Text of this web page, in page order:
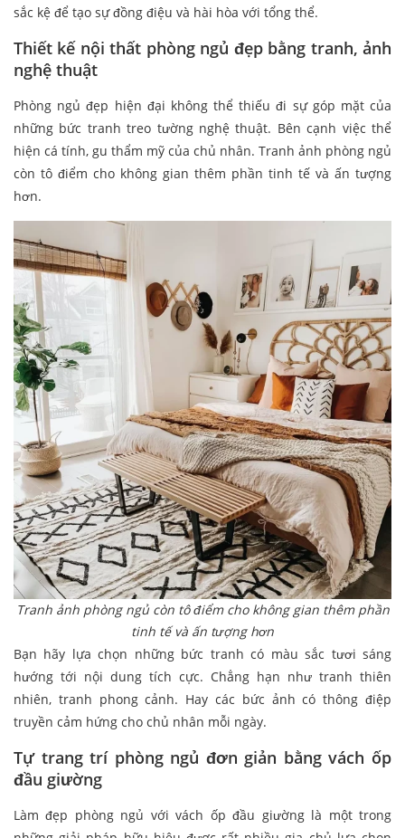
sắc kệ để tạo sự đồng điệu và hài hòa với tổng thể.
Thiết kế nội thất phòng ngủ đẹp bằng tranh, ảnh
nghệ thuật
Phòng ngủ đẹp hiện đại không thể thiếu đi sự góp mặt của
những bức tranh treo tường nghệ thuật. Bên cạnh việc thể
hiện cá tính, gu thẩm mỹ của chủ nhân. Tranh ảnh phòng ngủ
còn tô điểm cho không gian thêm phần tinh tế và ấn tượng
hơn.
Tranh ảnh phòng ngủ còn tô điểm cho không gian thêm phần
tinh tế và ấn tượng hơn
Bạn hãy lựa chọn những bức tranh có màu sắc tươi sáng
hướng tới nội dung tích cực. Chẳng hạn như tranh thiên
nhiên, tranh phong cảnh. Hay các bức ảnh có thông điệp
truyền cảm hứng cho chủ nhân mỗi ngày.
Tự trang trí phòng ngủ đơn giản bằng vách ốp
đầu giường
Làm đẹp phòng ngủ với vách ốp đầu giường là một trong